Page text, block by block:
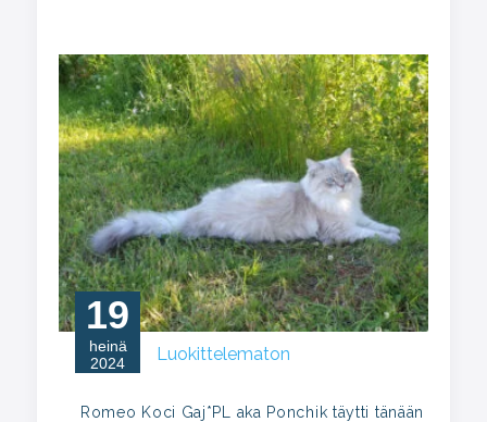
19
heinä
2024
Luokittelematon
Romeo Koci Gaj*PL aka Ponchik täytti tänään